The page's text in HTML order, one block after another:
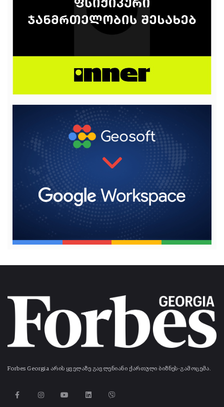
Forbes Georgia არის ყველაზე გავლენიანი ქართული ბიზნეს-გამოცემა.